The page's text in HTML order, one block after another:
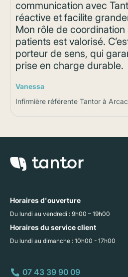
communication avec
réactive et facilite
Mon rôle de
patients est valorisé.
porteur de sens, qui
prise en charge durable.
Vanessa
Infirmière référente Tantor à
Horaires d'ouverture
Du lundi au vendredi : 9h00 – 19h00
Horaires du service client
Du lundi au dimanche : 10h00 - 17h00
07 43 39 90 09